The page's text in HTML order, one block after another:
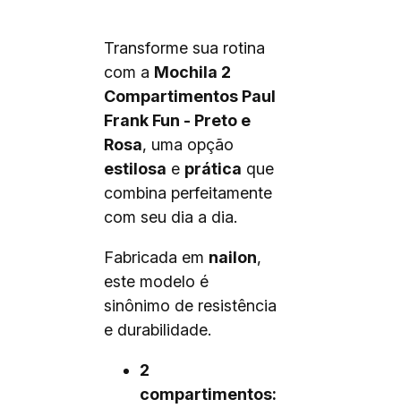
Transforme sua rotina
com a Mochila 2
Compartimentos Paul
Frank Fun - Preto e
Rosa, uma opção
estilosa e prática que
combina perfeitamente
com seu dia a dia.
Fabricada em nailon,
este modelo é
sinônimo de resistência
e durabilidade.
2
compartimentos: